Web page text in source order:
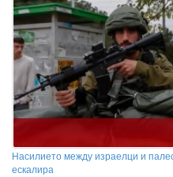
Насилието между израелци и
ескалира